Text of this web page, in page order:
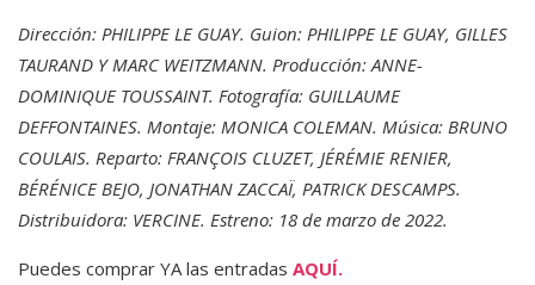
Dirección: PHILIPPE LE GUAY. Guion: PHILIPPE LE GUAY, GILLES
TAURAND Y MARC WEITZMANN. Producción: ANNE-
DOMINIQUE TOUSSAINT. Fotografía: GUILLAUME
DEFFONTAINES. Montaje: MONICA COLEMAN. Música: BRUNO
COULAIS. Reparto: FRANÇOIS CLUZET, JÉRÉMIE RENIER,
BÉRÉNICE BEJO, JONATHAN ZACCAÏ, PATRICK DESCAMPS.
Distribuidora: VERCINE. Estreno: 18 de marzo de 2022.
Puedes comprar YA las entradas AQUÍ.